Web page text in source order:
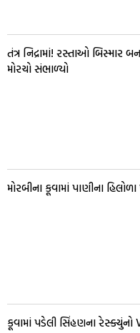
તંત્ર નિદ્રામાં! રસ્તાઓ બિસ્માર
મોરચો સંભાળ્યો
મોરબીના કૂવામાં પાણીના
કૂવામાં પડેલી સિંહણના રેસ્ક્યુંનો